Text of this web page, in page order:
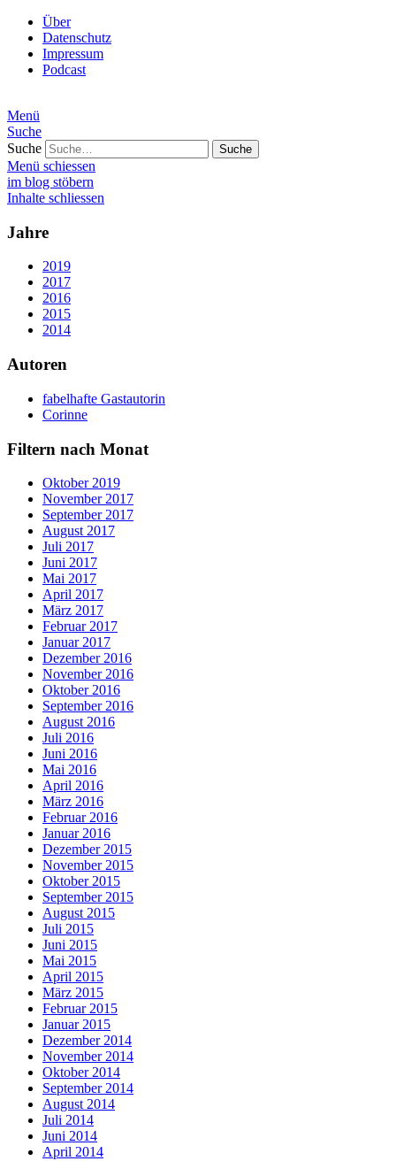
Über
Datenschutz
Impressum
Podcast
Menü
Suche
Suche
Menü schiessen
im blog stöbern
Inhalte schliessen
Jahre
2019
2017
2016
2015
2014
Autoren
fabelhafte Gastautorin
Corinne
Filtern nach Monat
Oktober 2019
November 2017
September 2017
August 2017
Juli 2017
Juni 2017
Mai 2017
April 2017
März 2017
Februar 2017
Januar 2017
Dezember 2016
November 2016
Oktober 2016
September 2016
August 2016
Juli 2016
Juni 2016
Mai 2016
April 2016
März 2016
Februar 2016
Januar 2016
Dezember 2015
November 2015
Oktober 2015
September 2015
August 2015
Juli 2015
Juni 2015
Mai 2015
April 2015
März 2015
Februar 2015
Januar 2015
Dezember 2014
November 2014
Oktober 2014
September 2014
August 2014
Juli 2014
Juni 2014
April 2014